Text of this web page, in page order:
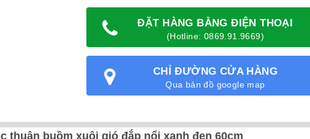
ĐẶT HÀNG BẰNG ĐIỆN THOẠI
(Hotline: 0869.91.9669)
CHỈ ĐƯỜNG CỬA HÀNG
Qua bản đồ google map
thuận buồm xuôi gió đắp nổi xanh đen 60cm